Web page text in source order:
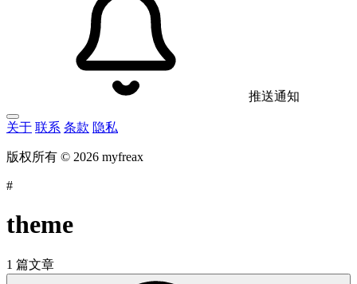
推送通知
关于 联系 条款 隐私
版权所有 © 2026 myfreax
#
theme
1 篇文章